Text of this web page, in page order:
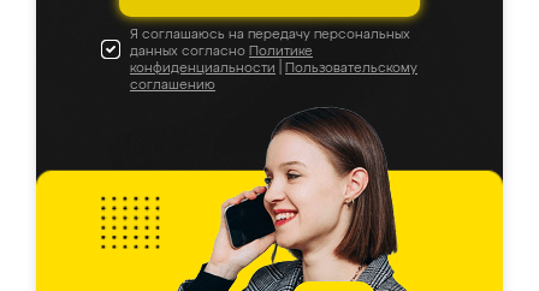
Я соглашаюсь на передачу персональных
данных согласно Политике
конфиденциальности
Пользовательскому
соглашению